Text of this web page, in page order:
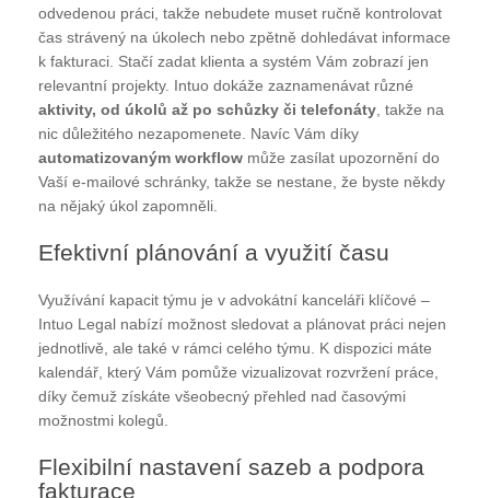
odvedenou práci, takže nebudete muset ručně kontrolovat
čas strávený na úkolech nebo zpětně dohledávat informace
k fakturaci. Stačí zadat klienta a systém Vám zobrazí jen
relevantní projekty. Intuo dokáže zaznamenávat různé
aktivity, od úkolů až po schůzky či telefonáty, takže na
nic důležitého nezapomenete. Navíc Vám díky
automatizovaným workflow může zasílat upozornění do
Vaší e-mailové schránky, takže se nestane, že byste někdy
na nějaký úkol zapomněli.
Efektivní plánování a využití času
Využívání kapacit týmu je v advokátní kanceláři klíčové –
Intuo Legal nabízí možnost sledovat a plánovat práci nejen
jednotlivě, ale také v rámci celého týmu. K dispozici máte
kalendář, který Vám pomůže vizualizovat rozvržení práce,
díky čemuž získáte všeobecný přehled nad časovými
možnostmi kolegů.
Flexibilní nastavení sazeb a podpora
fakturace